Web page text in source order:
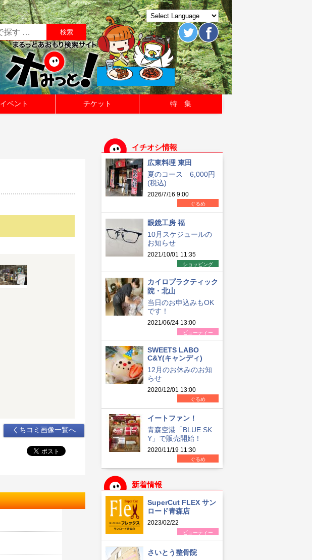
イベント チケット 特 集
くちコミ画像一覧へ
イチオシ情報
広東料理 東田
夏のコース 6,000円
(税込)
2026/7/16 9:00
ぐるめ
眼鏡工房 福
10月スケジュールの
お知らせ
2021/10/01 11:35
ショッピング
カイロプラクティック
院・北山
当日のお申込みもOK
です！
2021/06/24 13:00
ビューティー
SWEETS LABO
C&Y(キャンディ)
12月のお休みのお知
らせ
2020/12/01 13:00
ぐるめ
イートファン！
青森空港「BLUE SK
Y」で販売開始！
2020/11/19 11:30
ぐるめ
新着情報
SuperCut FLEX サン
ロード青森店
2023/02/22
ビューティー
さいとう整骨院